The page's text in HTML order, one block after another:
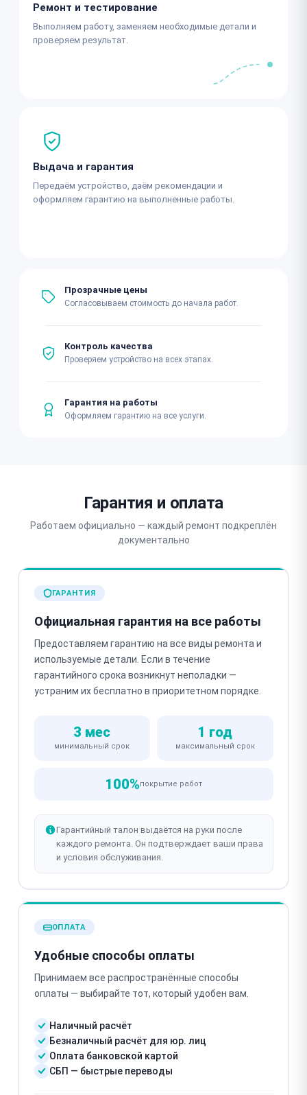
Ремонт и тестирование
Выполняем работу, заменяем необходимые детали и
проверяем результат.
Выдача и гарантия
Передаём устройство, даём рекомендации и
оформляем гарантию на выполненные работы.
Прозрачные цены
Согласовываем стоимость до начала работ.
Контроль качества
Проверяем устройство на всех этапах.
Гарантия на работы
Оформляем гарантию на все услуги.
Гарантия и оплата
Работаем официально — каждый ремонт подкреплён
документально
ГАРАНТИЯ
Официальная гарантия на все работы
Предоставляем гарантию на все виды ремонта и
используемые детали. Если в течение
гарантийного срока возникнут неполадки —
устраним их бесплатно в приоритетном порядке.
3 мес
минимальный срок
1 год
максимальный срок
100%покрытие работ
Гарантийный талон выдаётся на руки после
каждого ремонта. Он подтверждает ваши права
и условия обслуживания.
ОПЛАТА
Удобные способы оплаты
Принимаем все распространённые способы
оплаты — выбирайте тот, который удобен вам.
Наличный расчёт
Безналичный расчёт для юр. лиц
Оплата банковской картой
СБП — быстрые переводы